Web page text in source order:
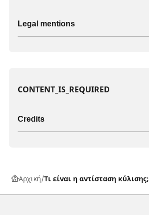
Legal mentions
CONTENT_IS_REQUIRED
Credits
Αρχική Τι είναι η αντίσταση κύλισης;